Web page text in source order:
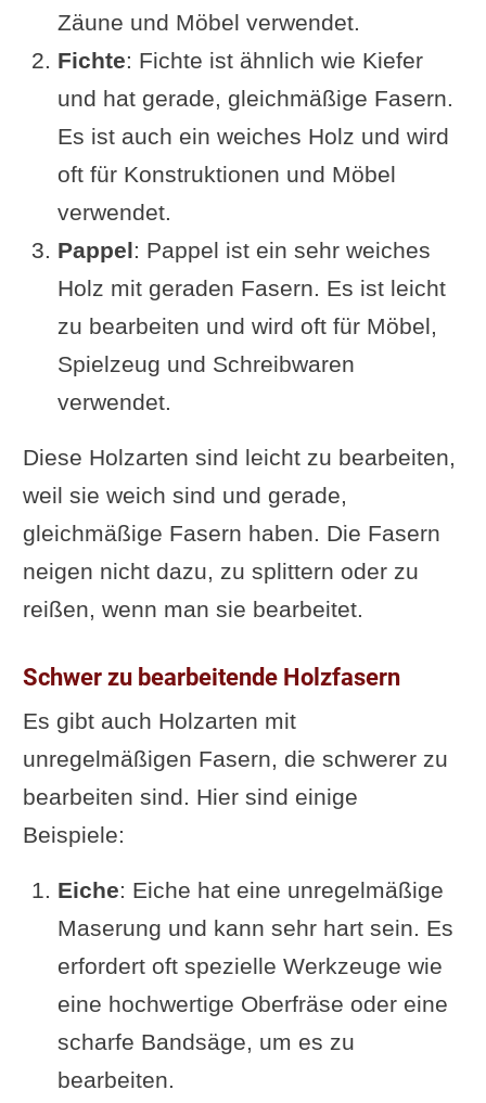
Zäune und Möbel verwendet.
Fichte: Fichte ist ähnlich wie Kiefer
und hat gerade, gleichmäßige Fasern.
Es ist auch ein weiches Holz und wird
oft für Konstruktionen und Möbel
verwendet.
Pappel: Pappel ist ein sehr weiches
Holz mit geraden Fasern. Es ist leicht
zu bearbeiten und wird oft für Möbel,
Spielzeug und Schreibwaren
verwendet.
Diese Holzarten sind leicht zu bearbeiten,
weil sie weich sind und gerade,
gleichmäßige Fasern haben. Die Fasern
neigen nicht dazu, zu splittern oder zu
reißen, wenn man sie bearbeitet.
Schwer zu bearbeitende Holzfasern
Es gibt auch Holzarten mit
unregelmäßigen Fasern, die schwerer zu
bearbeiten sind. Hier sind einige
Beispiele:
Eiche: Eiche hat eine unregelmäßige
Maserung und kann sehr hart sein. Es
erfordert oft spezielle Werkzeuge wie
eine hochwertige Oberfräse oder eine
scharfe Bandsäge, um es zu
bearbeiten.